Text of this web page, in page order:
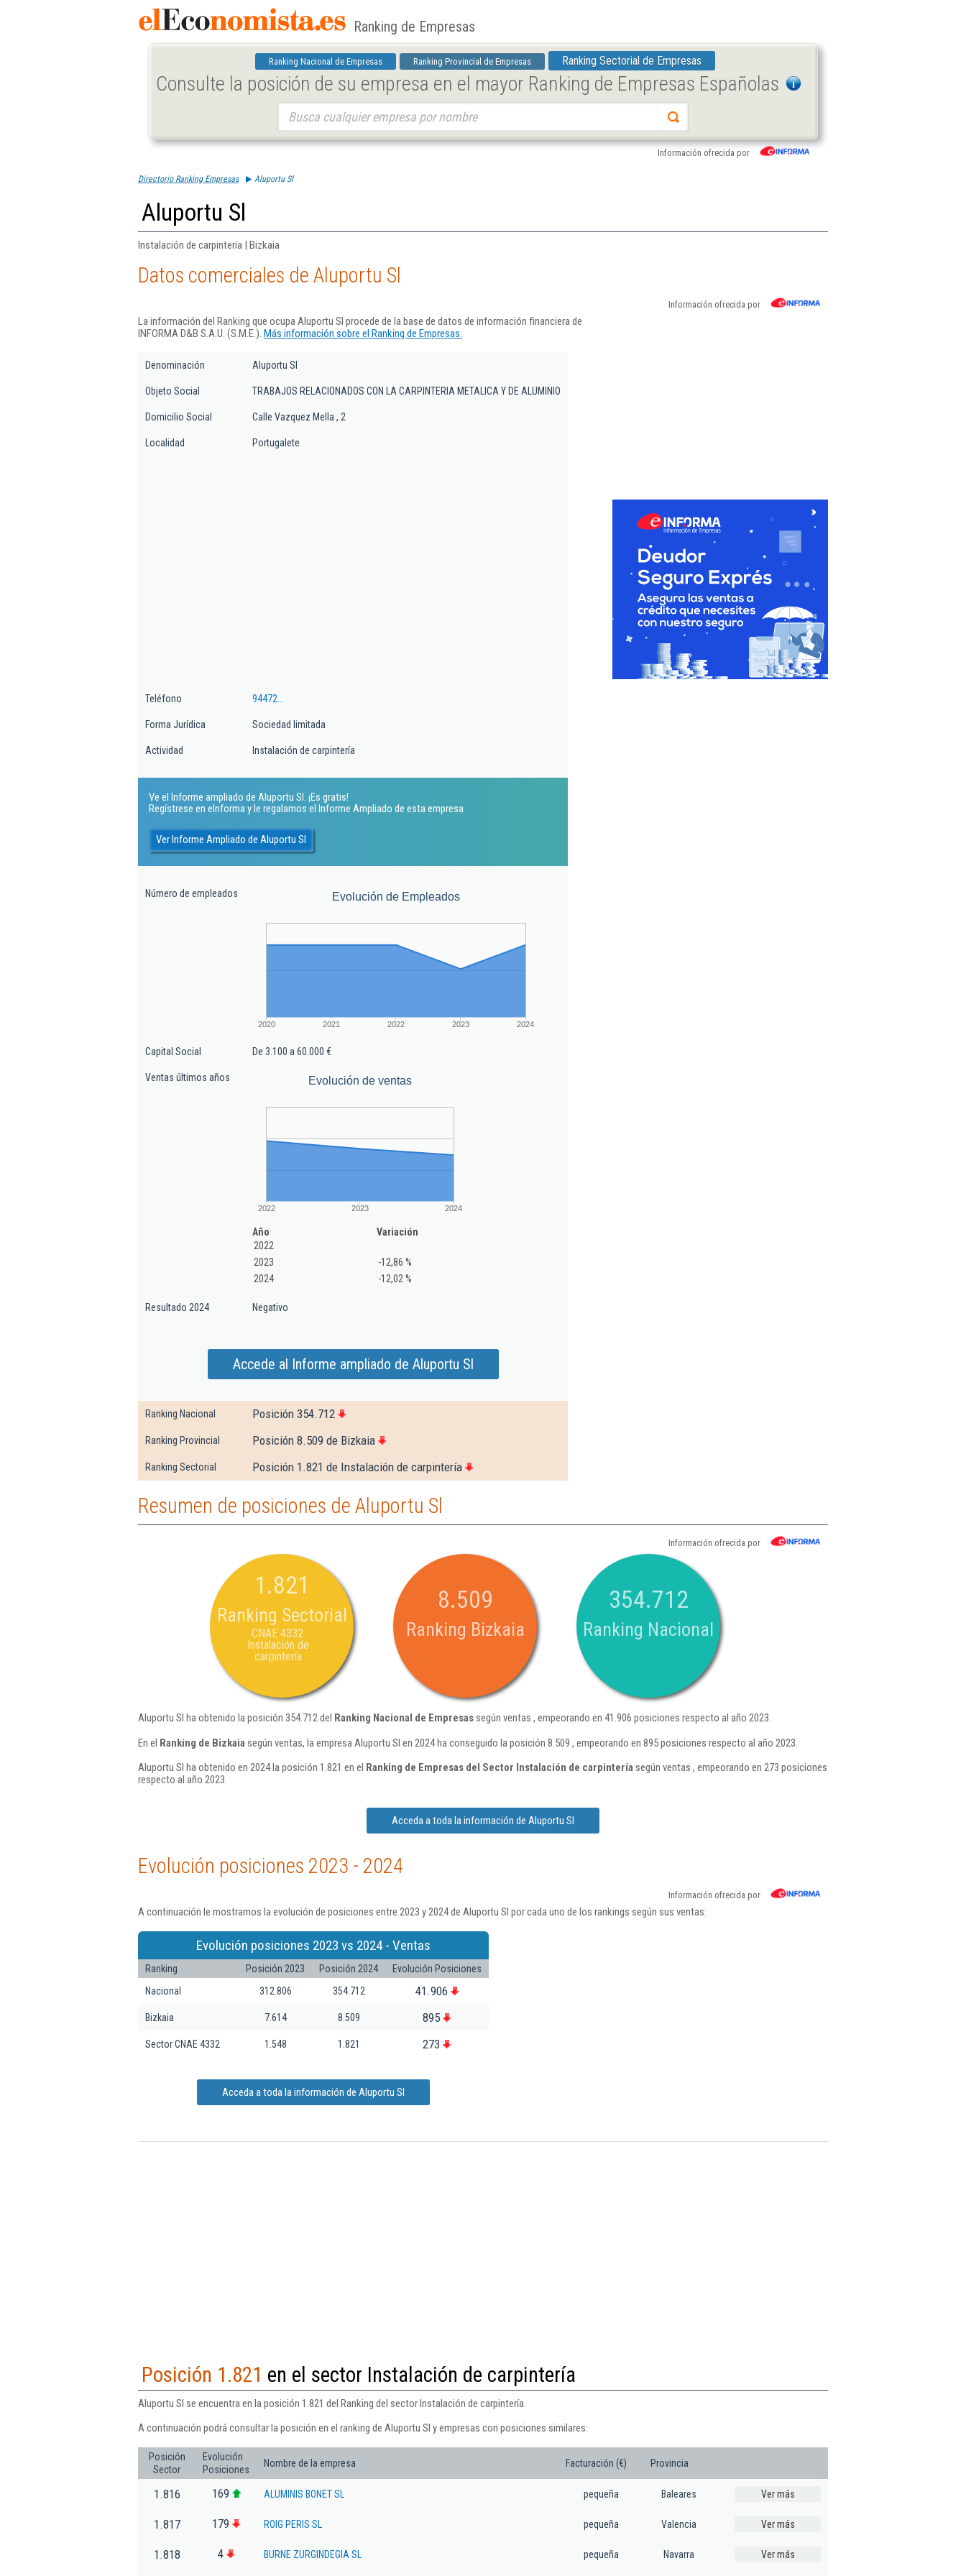
Ranking de Empresas
Ranking Nacional de Empresas Ranking Provincial de Empresas Ranking Sectorial de Empresas
Consulte la posición de su empresa en el mayor Ranking de Empresas Españolas
Información ofrecida por
Directorio Ranking Empresas Aluportu Sl
Aluportu Sl
Instalación de carpintería | Bizkaia
Datos comerciales de Aluportu Sl
Información ofrecida por
La información del Ranking que ocupa Aluportu Sl procede de la base de datos de información financiera de
INFORMA D&B S.A.U. (S.M.E.). Más información sobre el Ranking de Empresas.
Denominación Aluportu Sl
Objeto Social TRABAJOS RELACIONADOS CON LA CARPINTERIA METALICA Y DE ALUMINIO
Domicilio Social Calle Vazquez Mella , 2
Localidad Portugalete
Teléfono 94472...
Forma Jurídica Sociedad limitada
Actividad Instalación de carpintería
Ve el Informe ampliado de Aluportu Sl. ¡Es gratis!
Regístrese en eInforma y le regalamos el Informe Ampliado de esta empresa
Ver Informe Ampliado de Aluportu Sl
Número de empleados Evolución de Empleados
2020 2021 2022 2023 2024
Capital Social De 3.100 a 60.000 €
Ventas últimos años Evolución de ventas
2022 2023 2024
Año
Variación
2022
2023
-12,86 %
2024
-12,02 %
Resultado 2024 Negativo
Accede al Informe ampliado de Aluportu Sl
Ranking Nacional Posición 354.712
Ranking Provincial Posición 8.509 de Bizkaia
Ranking Sectorial Posición 1.821 de Instalación de carpintería
Resumen de posiciones de Aluportu Sl
Información ofrecida por
1.821
Ranking Sectorial
CNAE 4332:
Instalación de
carpintería
8.509
Ranking Bizkaia
354.712
Ranking Nacional
Aluportu Sl ha obtenido la posición 354.712 del Ranking Nacional de Empresassegún ventas , empeorando en 41.906 posiciones respecto al año 2023.
En el Ranking de Bizkaia según ventas, la empresa Aluportu Sl en 2024 ha conseguido la posición 8.509 , empeorando en 895 posiciones respecto al año 2023.
Aluportu Sl ha obtenido en 2024 la posición 1.821 en el Ranking de Empresas del Sector Instalación de carpinteríasegún ventas , empeorando en 273 posiciones
respecto al año 2023.
Acceda a toda la información de Aluportu Sl
Evolución posiciones 2023 - 2024
Información ofrecida por
A continuación le mostramos la evolución de posiciones entre 2023 y 2024 de Aluportu Sl por cada uno de los rankings según sus ventas:
Evolución posiciones 2023 vs 2024 - Ventas
Ranking Posición 2023 Posición 2024
Evolución Posiciones
Nacional
312.806 354.712 41.906
Bizkaia 7.614 8.509 895
Sector CNAE 4332 1.548 1.821 273
Acceda a toda la información de Aluportu Sl
Posición 1.821 en el sector Instalación de carpintería
Aluportu Sl se encuentra en la posición 1.821 del Ranking del sector Instalación de carpintería.
A continuación podrá consultar la posición en el ranking de Aluportu Sl y empresas con posiciones similares:
Posición
Sector
Evolución
Posiciones
Nombre de la empresa Facturación (€) Provincia
1.816 169 ALUMINIS BONET SL pequeña Baleares Ver más
1.817 179 ROIG PERIS SL pequeña Valencia Ver más
1.818 4 BURNE ZURGINDEGIA SL pequeña Navarra Ver más